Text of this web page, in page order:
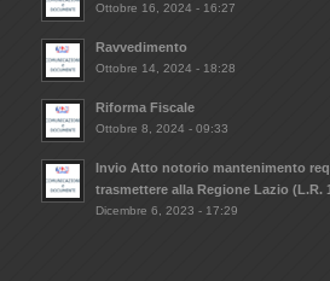
Ottobre 16, 2024 - 16:27
Ravvedimento
Ottobre 14, 2024 - 18:28
Riforma Fiscale
Ottobre 8, 2024 - 09:33
Invio Atto notorio mantenimento
trasmettere alla Regione Lazio (L.R.
Dicembre 6, 2023 - 17:29